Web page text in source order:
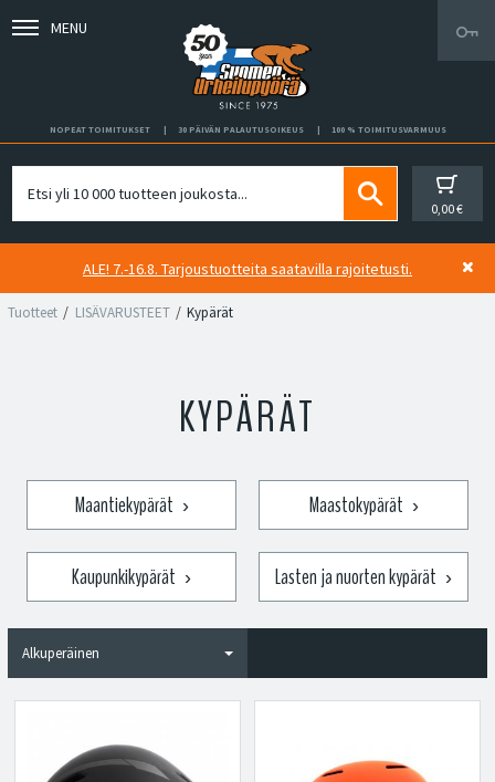
MENU
NOPEAT TOIMITUKSET 30 PÄIVÄN PALAUTUSOIKEUS 100 % TOIMITUSVARMUUS
0,00 €
ALE! 7.-16.8. Tarjoustuotteita saatavilla rajoitetusti.
Tuotteet LISÄVARUSTEET Kypärät
KYPÄRÄT
Maantiekypärät › Maastokypärät ›
Kaupunkikypärät › Lasten ja nuorten kypärät ›